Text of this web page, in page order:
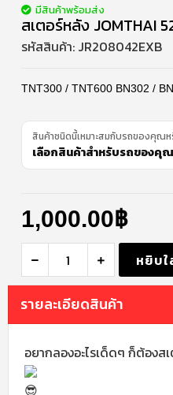
มีสินค้าพร้อมส่ง
สเตอร์หลัง JOMTHAI
รหัสสินค้า: JR208042EXB
TNT300 / TNT600 BN302 /
สินค้าชนิดนี้เหมาะสมกับรถของคุณห
เลือกสินค้าสำหรับรถของคุ
1,000.00฿
หยิบ
รายละเอียดสินค้า
อยากลองอะไรเด็ดๆ ก็ต้องส